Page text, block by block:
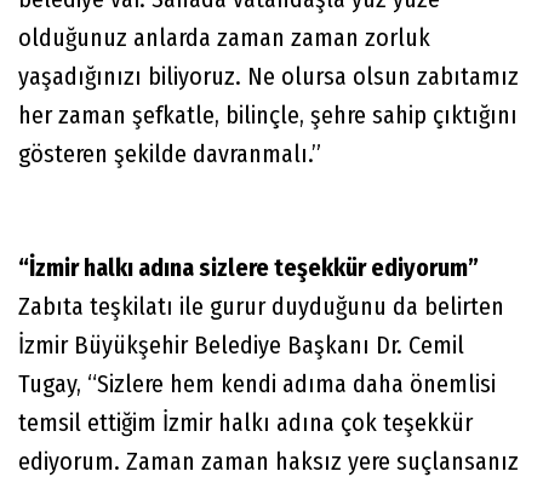
olduğunuz anlarda zaman zaman zorluk
yaşadığınızı biliyoruz. Ne olursa olsun zabıtamız
her zaman şefkatle, bilinçle, şehre sahip çıktığını
gösteren şekilde davranmalı.”
“İzmir halkı adına sizlere teşekkür ediyorum”
Zabıta teşkilatı ile gurur duyduğunu da belirten
İzmir Büyükşehir Belediye Başkanı Dr. Cemil
Tugay, “Sizlere hem kendi adıma daha önemlisi
temsil ettiğim İzmir halkı adına çok teşekkür
ediyorum. Zaman zaman haksız yere suçlansanız